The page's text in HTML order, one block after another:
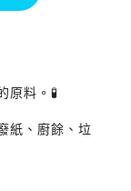
料。🧪
紙、廚餘、垃